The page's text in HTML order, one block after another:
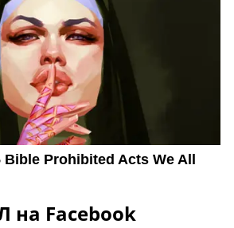
Facebook